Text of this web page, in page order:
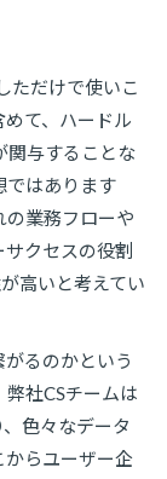
ただけで使いこ
て、ハードル
関与することな
ではあります
の業務フローや
クセスの役割
高いと考えてい
るのかという
社CSチームは
色々なデータ
からユーザー企